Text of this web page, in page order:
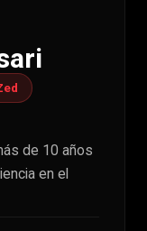
de 10 años
en el